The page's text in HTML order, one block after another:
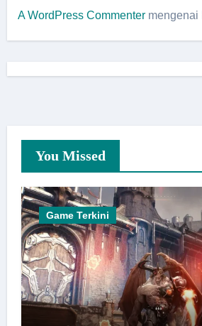
A WordPress Commentermengenai
You Missed
Game Terkini